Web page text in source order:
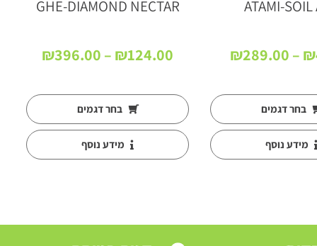
ATAMI-SOIL
₪
–
₪289.00
עד בחר דגמים
מידע נוסף
GHE-DIAMOND NECTAR
₪124.00
–
₪396.00
עד
בחר דגמים
מידע נוסף